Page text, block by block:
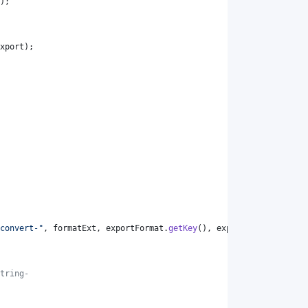
);
" , formatExt , exportFormat .getKey(), exportFormat